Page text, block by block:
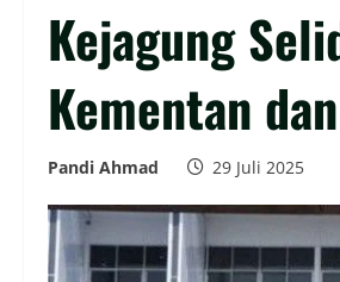
Kejagung
Kementan
Pandi Ahmad 29 Juli 2025